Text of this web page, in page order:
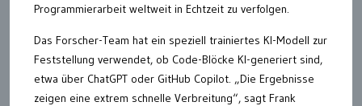
Programmierarbeit weltweit in Echtzeit zu verfolgen.
Das Forscher-Team hat ein speziell trainiertes KI-Modell zur
Feststellung verwendet, ob Code-Blöcke KI-generiert sind,
etwa über ChatGPT oder GitHub Copilot. „Die Ergebnisse
zeigen eine extrem schnelle Verbreitung“, sagt Frank